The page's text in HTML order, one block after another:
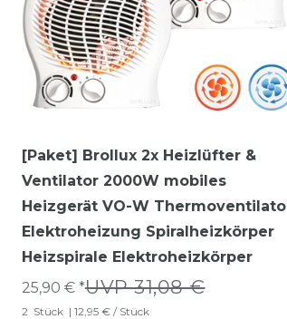
[Paket] Brollux 2x Heizlüfter &
Ventilator 2000W mobiles
Heizgerät VO-W
Elektroheizung Spiralheizkörper
Heizspirale Elektroheizkörper
UVP 31,08 €
25,90 € *
2 Stück | 12,95 € / Stück